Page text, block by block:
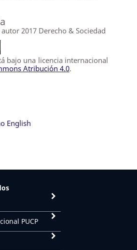
2017 Derecho & Sociedad
bajo una licencia internacional
Atribución 4.0.
English
PUCP